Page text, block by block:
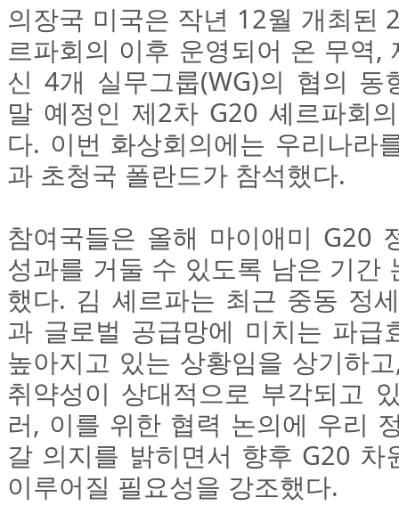
의장국 미국은 작년 12월 개최된
르파회의 이후 운영되어 온 무역,
신 4개 실무그룹(WG)의 협의 동
말 예정인 제2차 G20 셰르파회
다. 이번 화상회의에는 우리나라
과 초청국 폴란드가 참석했다.
참여국들은 올해 마이애미 G20
성과를 거둘 수 있도록 남은 기간
했다. 김 셰르파는 최근 중동 정
과 글로벌 공급망에 미치는 파급
높아지고 있는 상황임을 상기하
취약성이 상대적으로 부각되고
러, 이를 위한 협력 논의에 우리
갈 의지를 밝히면서 향후 G20 차
이루어질 필요성을 강조했다.